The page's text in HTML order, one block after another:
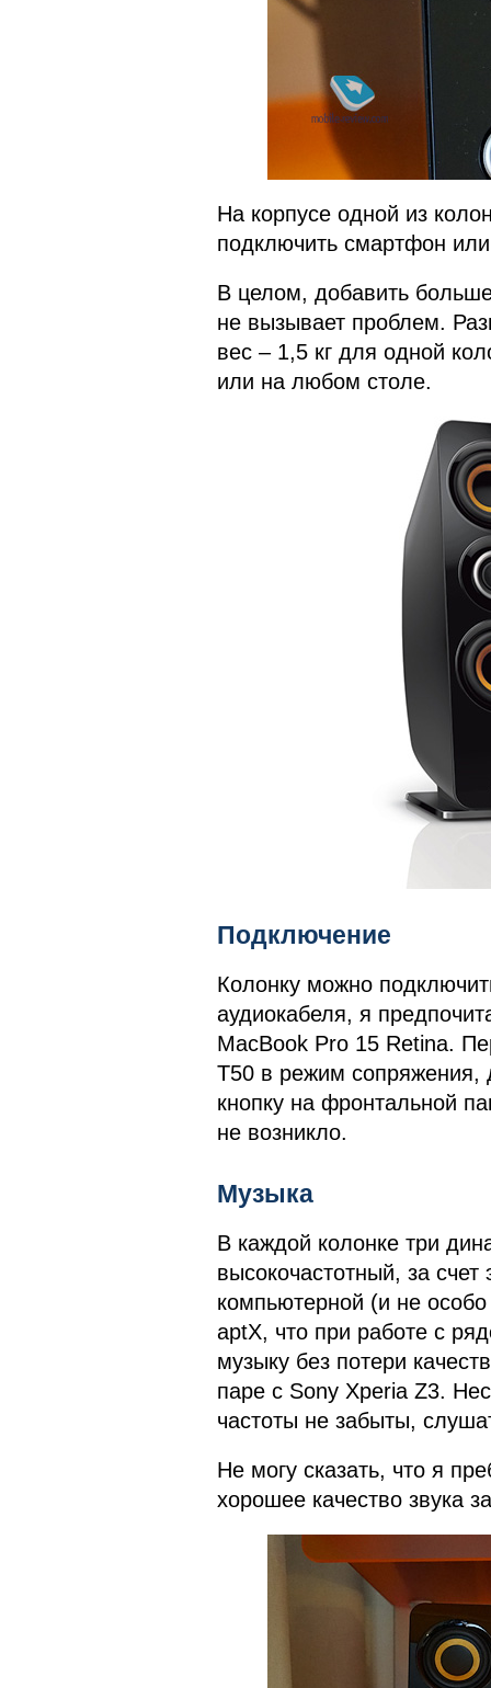
На корпусе одной из
подключить смартфон
В целом, добавить
не вызывает проблем.
вес – 1,5 кг для одной
или на любом столе.
Подключение
Колонку можно
аудиокабеля, я
MacBook Pro 15 Retina.
T50 в режим сопряжения,
кнопку на фронтальной
не возникло.
Музыка
В каждой колонке три
высокочастотный, за
компьютерной (и не
aptX, что при работе с
музыку без потери
паре с Sony Xperia Z3.
частоты не забыты,
Не могу сказать, что я
хорошее качество звука